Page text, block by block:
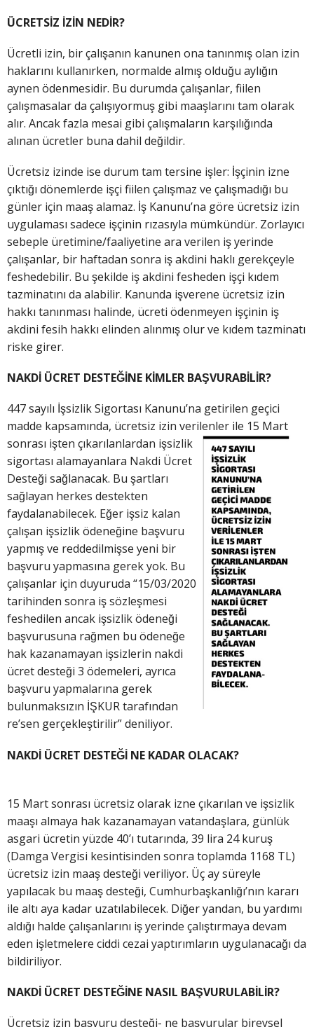
ÜCRETSİZ İZİN NEDİR?
Ücretli izin, bir çalışanın kanunen ona tanınmış olan izin
haklarını kullanırken, normalde almış olduğu aylığın
aynen ödenmesidir. Bu durumda çalışanlar, fiilen
çalışmasalar da çalışıyormuş gibi maaşlarını tam olarak
alır. Ancak fazla mesai gibi çalışmaların karşılığında
alınan ücretler buna dahil değildir.
Ücretsiz izinde ise durum tam tersine işler: İşçinin izne
çıktığı dönemlerde işçi fiilen çalışmaz ve çalışmadığı bu
günler için maaş alamaz. İş Kanunu’na göre ücretsiz izin
uygulaması sadece işçinin rızasıyla mümkündür. Zorlayıcı
sebeple üretimine/faaliyetine ara verilen iş yerinde
çalışanlar, bir haftadan sonra iş akdini haklı gerekçeyle
feshedebilir. Bu şekilde iş akdini fesheden işçi kıdem
tazminatını da alabilir. Kanunda işverene ücretsiz izin
hakkı tanınması halinde, ücreti ödenmeyen işçinin iş
akdini fesih hakkı elinden alınmış olur ve kıdem tazminatı
riske girer.
NAKDİ ÜCRET DESTEĞİNE KİMLER BAŞVURABİLİR?
447 sayılı İşsizlik Sigortası Kanunu’na getirilen geçici
madde kapsamında, ücretsiz izin verilenler ile 15 Mart
sonrası işten çıkarılanlardan işsizlik
sigortası alamayanlara Nakdi Ücret
Desteği sağlanacak. Bu şartları
sağlayan herkes destekten
faydalanabilecek. Eğer işsiz kalan
çalışan işsizlik ödeneğine başvuru
yapmış ve reddedilmişse yeni bir
başvuru yapmasına gerek yok. Bu
çalışanlar için duyuruda “15/03/2020
tarihinden sonra iş sözleşmesi
feshedilen ancak işsizlik ödeneği
başvurusuna rağmen bu ödeneğe
hak kazanamayan işsizlerin nakdi
ücret desteği 3 ödemeleri, ayrıca
başvuru yapmalarına gerek
bulunmaksızın İŞKUR tarafından
re’sen gerçekleştirilir” deniliyor.
NAKDİ ÜCRET DESTEĞİ NE KADAR OLACAK?
15 Mart sonrası ücretsiz olarak izne çıkarılan ve işsizlik
maaşı almaya hak kazanamayan vatandaşlara, günlük
asgari ücretin yüzde 40’ı tutarında, 39 lira 24 kuruş
(Damga Vergisi kesintisinden sonra toplamda 1168 TL)
ücretsiz izin maaş desteği veriliyor. Üç ay süreyle
yapılacak bu maaş desteği, Cumhurbaşkanlığı’nın kararı
ile altı aya kadar uzatılabilecek. Diğer yandan, bu yardımı
aldığı halde çalışanlarını iş yerinde çalıştırmaya devam
eden işletmelere ciddi cezai yaptırımların uygulanacağı da
bildiriliyor.
NAKDİ ÜCRET DESTEĞİNE NASIL BAŞVURULABİLİR?
Ücretsiz izin başvuru desteği- ne başvurular bireysel